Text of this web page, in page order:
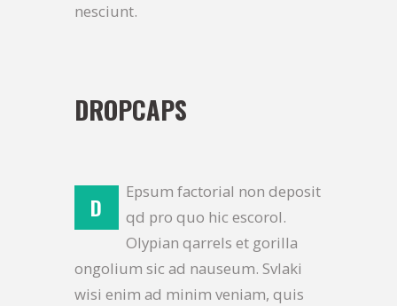
nesciunt.
DROPCAPS
D
Epsum factorial non deposit
qd pro quo hic escorol.
Olypian qarrels et gorilla
ongolium sic ad nauseum. Svlaki
wisi enim ad minim veniam, quis